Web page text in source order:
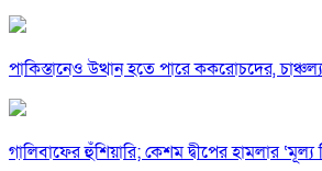
পাকিস্তানেও উত্থান হতে পারে ককরোচদের,
গালিবাফের হুঁশিয়ারি; কেশম দ্বীপের হামলার ‘মূল্য